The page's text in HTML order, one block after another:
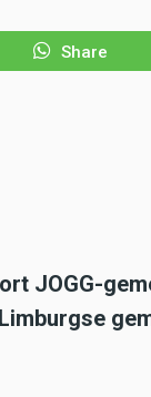
Share
JOGG-